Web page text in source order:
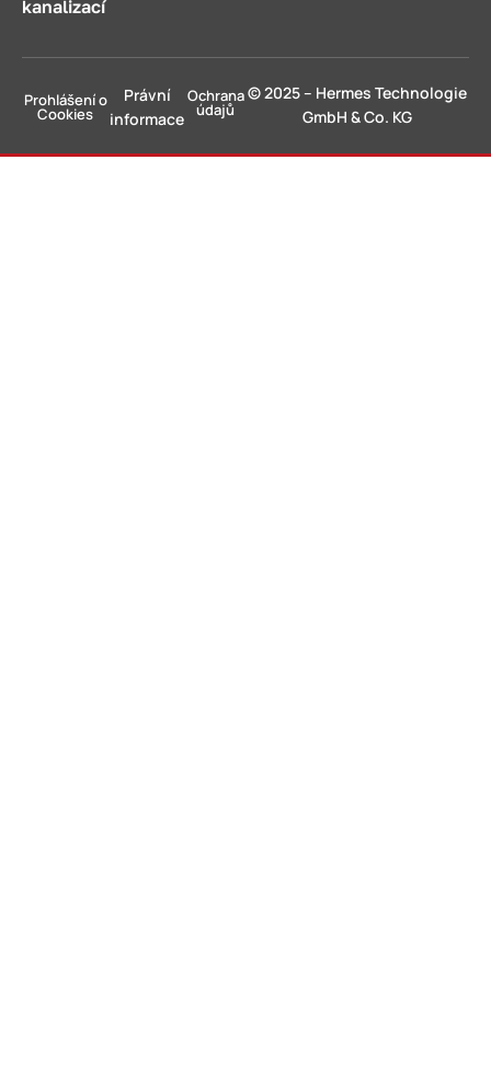
kanalizací
© 2025 – Hermes Technologie
GmbH & Co. KG
Prohlášení o
Cookies
Právní
informace
Ochrana
údajů